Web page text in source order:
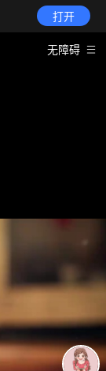
打开
无障碍